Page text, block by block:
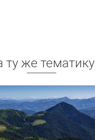
ту же тематику